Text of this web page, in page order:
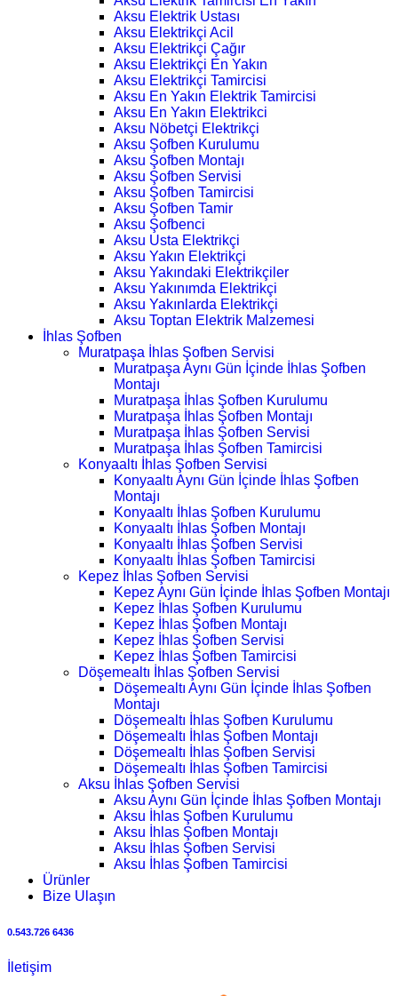
Aksu Elektrik Ustası
Aksu Elektrikçi Acil
Aksu Elektrikçi Çağır
Aksu Elektrikçi En Yakın
Aksu Elektrikçi Tamircisi
Aksu En Yakın Elektrik Tamircisi
Aksu En Yakın Elektrikci
Aksu Nöbetçi Elektrikçi
Aksu Şofben Kurulumu
Aksu Şofben Montajı
Aksu Şofben Servisi
Aksu Şofben Tamircisi
Aksu Şofben Tamir
Aksu Şofbenci
Aksu Usta Elektrikçi
Aksu Yakın Elektrikçi
Aksu Yakındaki Elektrikçiler
Aksu Yakınımda Elektrikçi
Aksu Yakınlarda Elektrikçi
Aksu Toptan Elektrik Malzemesi
İhlas Şofben
Muratpaşa İhlas Şofben Servisi
Muratpaşa Aynı Gün İçinde İhlas Şofben
Montajı
Muratpaşa İhlas Şofben Kurulumu
Muratpaşa İhlas Şofben Montajı
Muratpaşa İhlas Şofben Servisi
Muratpaşa İhlas Şofben Tamircisi
Konyaaltı İhlas Şofben Servisi
Konyaaltı Aynı Gün İçinde İhlas Şofben
Montajı
Konyaaltı İhlas Şofben Kurulumu
Konyaaltı İhlas Şofben Montajı
Konyaaltı İhlas Şofben Servisi
Konyaaltı İhlas Şofben Tamircisi
Kepez İhlas Şofben Servisi
Kepez Aynı Gün İçinde İhlas Şofben Montajı
Kepez İhlas Şofben Kurulumu
Kepez İhlas Şofben Montajı
Kepez İhlas Şofben Servisi
Kepez İhlas Şofben Tamircisi
Döşemealtı İhlas Şofben Servisi
Döşemealtı Aynı Gün İçinde İhlas Şofben
Montajı
Döşemealtı İhlas Şofben Kurulumu
Döşemealtı İhlas Şofben Montajı
Döşemealtı İhlas Şofben Servisi
Döşemealtı İhlas Şofben Tamircisi
Aksu İhlas Şofben Servisi
Aksu Aynı Gün İçinde İhlas Şofben Montajı
Aksu İhlas Şofben Kurulumu
Aksu İhlas Şofben Montajı
Aksu İhlas Şofben Servisi
Aksu İhlas Şofben Tamircisi
Ürünler
Bize Ulaşın
0.543.726 6436
İletişim